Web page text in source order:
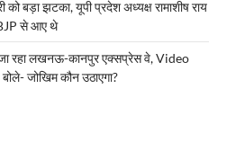
बड़ा झटका, यूपी प्रदेश अध्यक्ष रामाशीष राय
BJP से आए थे
रहा लखनऊ-कानपुर एक्सप्रेस वे, Video
जोखिम कौन उठाएगा?